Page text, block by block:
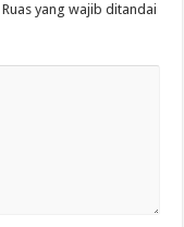
Ruas yang wajib ditandai